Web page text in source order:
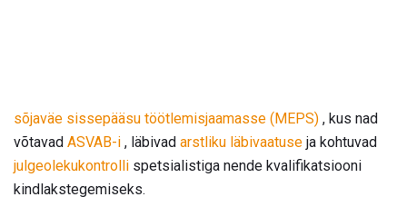
sõjaväe sissepääsu töötlemisjaamasse (MEPS) , kus nad
võtavad ASVAB-i , läbivad arstliku läbivaatuse ja kohtuvad
julgeolekukontrolli spetsialistiga nende kvalifikatsiooni
kindlakstegemiseks.